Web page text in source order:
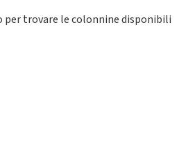
trovare le colonnine disponibili